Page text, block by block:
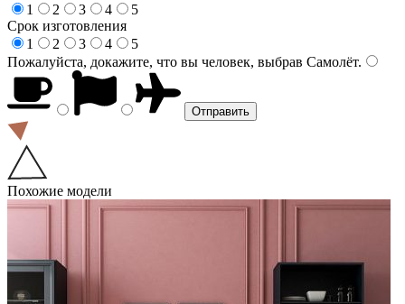
1
2 3 4
5
Срок изготовления
1
2 3 4
5
Пожалуйста, докажите, что вы человек, выбрав Самолёт.
Похожие модели